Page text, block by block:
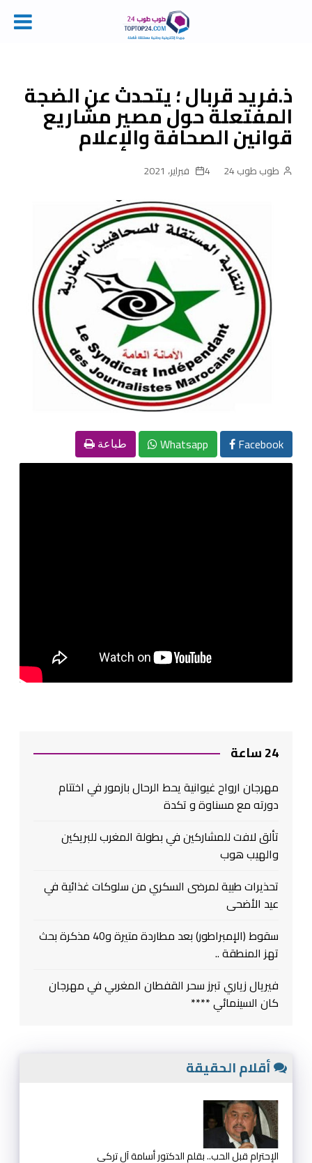
contentذ.فريد قربال ؛ يتحدث عن الضجة
المفتعلة حول مصير مشاريع
قوانين الصحافة والإعلام
طوب طوب 24 4 فبراير، 2021
Facebook
Whatsapp طباعة
24 ساعة
مهرجان ارواح غيوانية يحط الرحال بازمور في اختتام
دورته مع مسناوة و تكدة
تألق لافت للمشاركين في بطولة المغرب للبريكين
والهيب هوب
تحذيرات طبية لمرضى السكري من سلوكات غذائية في
عيد الأضحى
سقوط (الإمبراطور) بعد مطاردة متيرة و40 مذكرة بحث
تهز المنطقة ..
فيريال زياري تبرز سحر القفطان المغربي في مهرجان
كان السينمائي ****
أقلام الحقيقة
الإحترام قبل الحب.. بقلم الدكتور أسامة آل تركي